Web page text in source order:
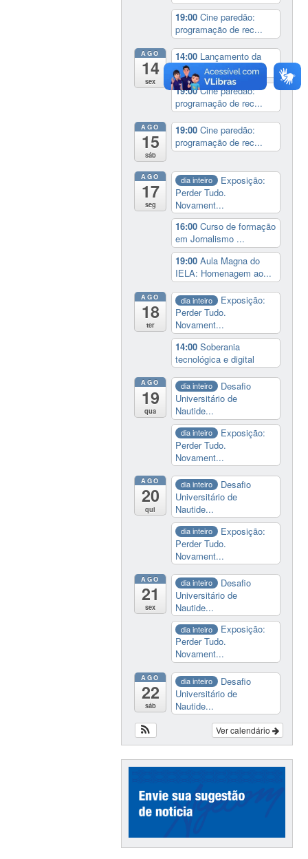
19:00Cine paredão:
programação de rec...
AGO
14
sex
14:00 Lançamento da
cinebiografia de D...
19:00Cine paredão:
programação de rec...
AGO
15
sáb
19:00Cine paredão:
programação de rec...
AGO
17
seg
dia inteiro
Exposição:
Perder Tudo.
Novament...
16:00Curso de formação
em Jornalismo ...
19:00Aula Magna do
IELA: Homenagem ao...
AGO
18
ter
dia inteiro
Exposição:
Perder Tudo.
Novament...
14:00Soberania
tecnológica e digital
AGO
19
qua
dia inteiro
Desafio
Universitário de
Nautide...
dia inteiro
Exposição:
Perder Tudo.
Novament...
AGO
20
qui
dia inteiro
Desafio
Universitário de
Nautide...
dia inteiro
Exposição:
Perder Tudo.
Novament...
AGO
21
sex
dia inteiro
Desafio
Universitário de
Nautide...
dia inteiro
Exposição:
Perder Tudo.
Novament...
AGO
22
sáb
dia inteiro
Desafio
Universitário de
Nautide...
Ver calendário